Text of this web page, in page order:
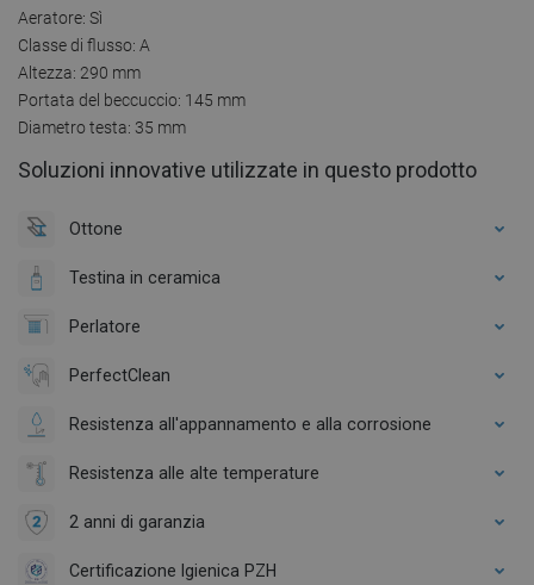
Aeratore: Sì
Classe di flusso: A
Altezza: 290 mm
Portata del beccuccio: 145 mm
Diametro testa: 35 mm
Soluzioni innovative utilizzate in questo prodotto
Ottone
Testina in ceramica
Perlatore
PerfectClean
Resistenza all'appannamento e alla corrosione
Resistenza alle alte temperature
2 anni di garanzia
Certificazione Igienica PZH